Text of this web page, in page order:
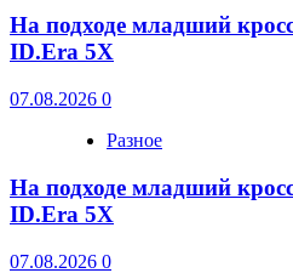
На подходе младший
ID.Era 5X
07.08.2026 0
Разное
На подходе младший
ID.Era 5X
07.08.2026 0